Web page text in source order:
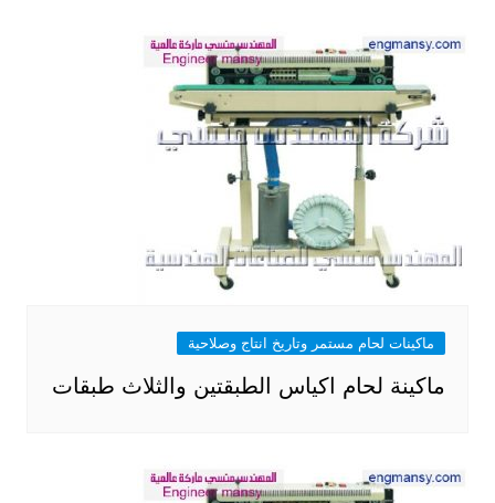
ماكينات لحام مستمر وتاريخ انتاج وصلاحية
ماكينة لحام اكياس الطبقتين والثلاث طبقات